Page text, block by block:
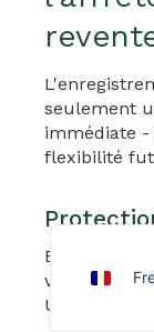
seulement
immédiate -
flexibilité
En 2025,
véhicules
Une